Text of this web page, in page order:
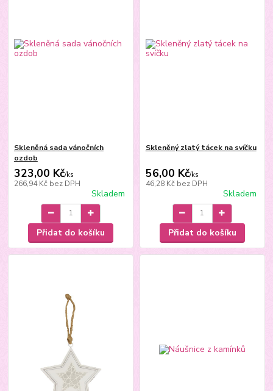
Skleněná sada vánočních
ozdob
323,00 Kč/ks
266,94 Kč bez DPH
Skladem
Přidat do košíku
Skleněný zlatý tácek na svíčku
56,00 Kč/ks
46,28 Kč bez DPH
Skladem
Přidat do košíku